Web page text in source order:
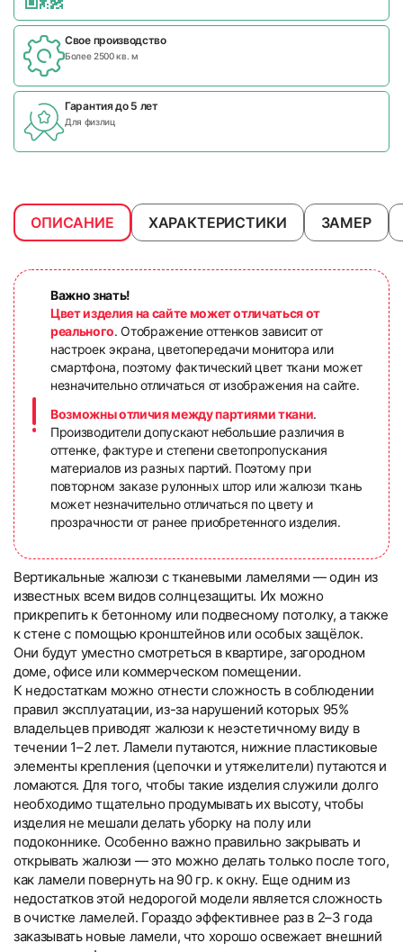
Свое производство
Более 2500 кв. м
Гарантия до 5 лет
Для физлиц
ОПИСАНИЕ ХАРАКТЕРИСТИКИ ЗАМЕР
Важно знать!
Цвет изделия на сайте может отличаться от
реального. Отображение оттенков зависит от
настроек экрана, цветопередачи монитора или
смартфона, поэтому фактический цвет ткани может
незначительно отличаться от изображения на сайте.
Возможны отличия между партиями ткани.
Производители допускают небольшие различия в
оттенке, фактуре и степени светопропускания
материалов из разных партий. Поэтому при
повторном заказе рулонных штор или жалюзи ткань
может незначительно отличаться по цвету и
прозрачности от ранее приобретенного изделия.
Вертикальные жалюзи с тканевыми ламелями — один из
известных всем видов солнцезащиты. Их можно
прикрепить к бетонному или подвесному потолку, а также
к стене с помощью кронштейнов или особых защёлок.
Они будут уместно смотреться в квартире, загородном
доме, офисе или коммерческом помещении.
К недостаткам можно отнести сложность в соблюдении
правил эксплуатации, из-за нарушений которых 95%
владельцев приводят жалюзи к неэстетичному виду в
течении 1–2 лет. Ламели путаются, нижние пластиковые
элементы крепления (цепочки и утяжелители) путаются и
ломаются. Для того, чтобы такие изделия служили долго
необходимо тщательно продумывать их высоту, чтобы
изделия не мешали делать уборку на полу или
подоконнике. Особенно важно правильно закрывать и
открывать жалюзи — это можно делать только после того,
как ламели повернуть на 90 гр. к окну. Еще одним из
недостатков этой недорогой модели является сложность
в очистке ламелей. Гораздо эффективнее раз в 2–3 года
заказывать новые ламели, что хорошо освежает внешний